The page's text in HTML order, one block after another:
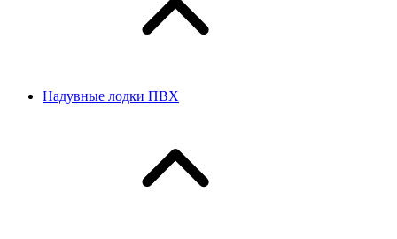
Надувные лодки ПВХ